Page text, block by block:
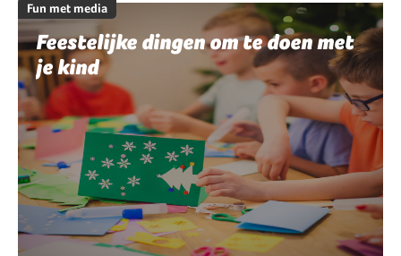
Fun met media
Feestelijke dingen om te doen met
je kind